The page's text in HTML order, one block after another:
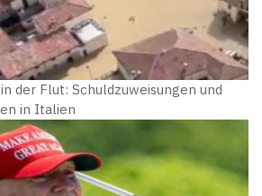
der Flut: Schuldzuweisungen und
in Italien